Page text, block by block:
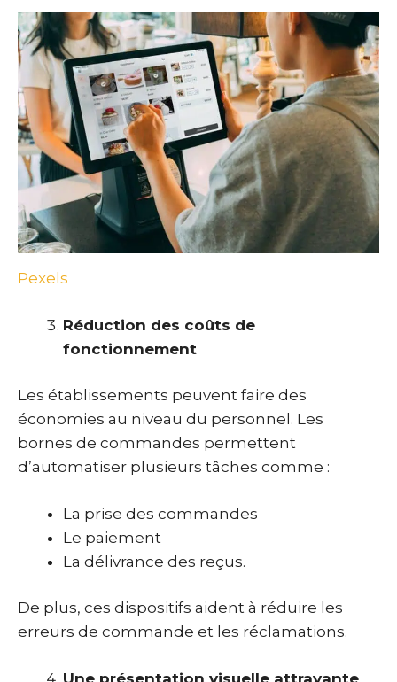
Pexels
Réduction des coûts de
fonctionnement
Les établissements peuvent faire des
économies au niveau du personnel. Les
bornes de commandes permettent
d’automatiser plusieurs tâches comme :
La prise des commandes
Le paiement
La délivrance des reçus.
De plus, ces dispositifs aident à réduire les
erreurs de commande et les réclamations.
Une présentation visuelle attrayante